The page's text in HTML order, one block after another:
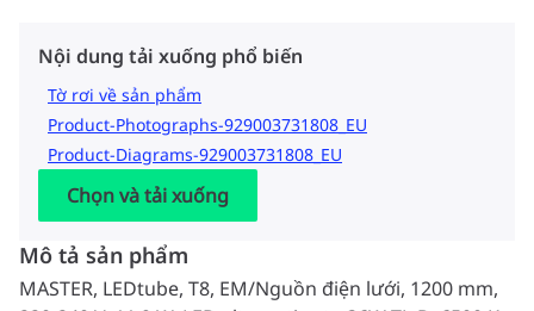
Nội dung tải xuống phổ biến
Tờ rơi về sản phẩm
Product-Photographs-929003731808_EU
Product-Diagrams-929003731808_EU
Chọn và tải xuống
Mô tả sản phẩm
MASTER, LEDtube, T8, EM/Nguồn điện lưới, 1200 mm,